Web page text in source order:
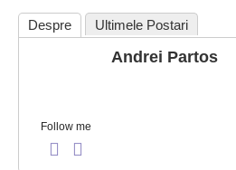
Despre Ultimele Postari
Follow me
Andrei Partos